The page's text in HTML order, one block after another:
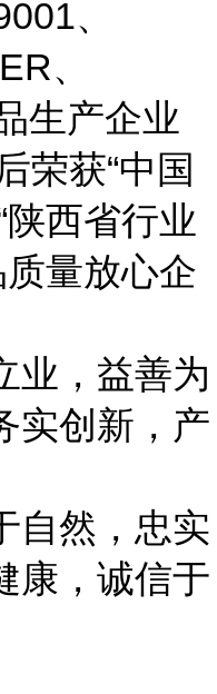
、
、
生产企业
荣获“中国
陕西省行业
质量放心企
业，益善为
实创新，产
自然，忠实
康，诚信于